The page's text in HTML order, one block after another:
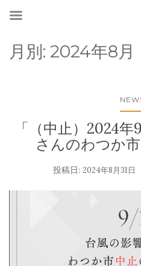
月別: 2024年8月
「（中止）2024
さんのわつか
投稿日: 2024年8月31日